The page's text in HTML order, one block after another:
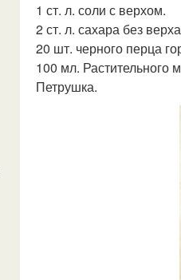
1 ст. л. соли с верхом.
2 ст. л. сахара без
20 шт. черного перца
100 мл. Растительного
Петрушка.